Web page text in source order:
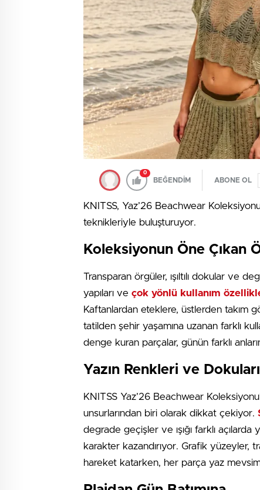
0
BEĞENDİM ABONE OL
KNITSS, Yaz’26 Beachwear
teknikleriyle buluşturuyor.
Koleksiyonun Öne Çıkan
Transparan örgüler, ışıltılı dokular ve
yapıları ve çok yönlü kullanım
Kaftanlardan eteklere, üstlerden takım
tatilden şehir yaşamına uzanan farklı
denge kuran parçalar, günün farklı
Yazın Renkleri ve Dokuları
KNITSS Yaz’26 Beachwear
unsurlarından biri olarak dikkat çekiyor.
degrade geçişler ve ışığı farklı
karakter kazandırıyor. Grafik yüzeyler,
hareket katarken, her parça yaz